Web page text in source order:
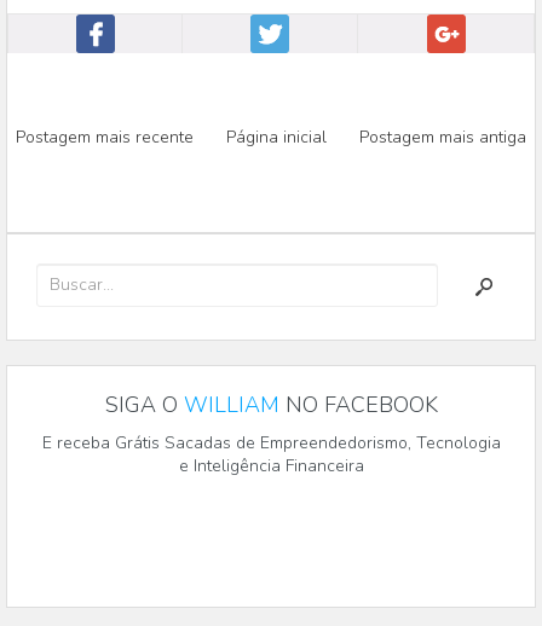
Postagem mais recente Página inicial Postagem mais antiga
SIGA O WILLIAM NO FACEBOOK
E receba Grátis Sacadas de Empreendedorismo, Tecnologia
e Inteligência Financeira